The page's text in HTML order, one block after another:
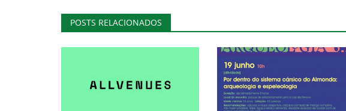
POSTS RELACIONADOS